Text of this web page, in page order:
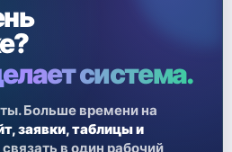
система.
Больше времени на
заявки, таблицы и
в один рабочий